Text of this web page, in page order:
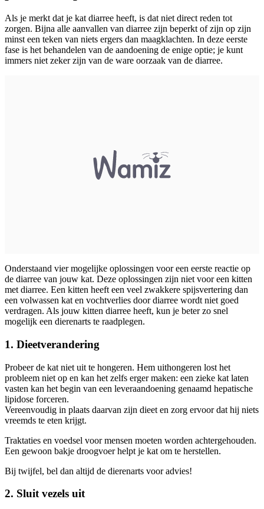
Als je merkt dat je kat diarree heeft, is dat niet direct reden tot
zorgen. Bijna alle aanvallen van diarree zijn beperkt of zijn op zijn
minst een teken van niets ergers dan maagklachten. In deze eerste
fase is het behandelen van de aandoening de enige optie; je kunt
immers niet zeker zijn van de ware oorzaak van de diarree.
Onderstaand vier mogelijke oplossingen voor een eerste reactie op
de diarree van jouw kat. Deze oplossingen zijn niet voor een kitten
met diarree. Een kitten heeft een veel zwakkere spijsvertering dan
een volwassen kat en vochtverlies door diarree wordt niet goed
verdragen. Als jouw kitten diarree heeft, kun je beter zo snel
mogelijk een dierenarts te raadplegen.
1. Dieetverandering
Probeer de kat niet uit te hongeren. Hem uithongeren lost het
probleem niet op en kan het zelfs erger maken: een zieke kat laten
vasten kan het begin van een leveraandoening genaamd hepatische
lipidose forceren.
Vereenvoudig in plaats daarvan zijn dieet en zorg ervoor dat hij niets
vreemds te eten krijgt.
Traktaties en voedsel voor mensen moeten worden achtergehouden.
Een gewoon bakje droogvoer helpt je kat om te herstellen.
Bij twijfel, bel dan altijd de dierenarts voor advies!
2. Sluit vezels uit